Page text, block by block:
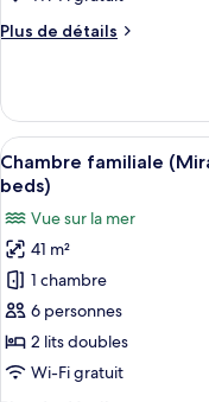
chambre :
Chambre
sur
la
mer
(Mirage,
Bunk
beds)
Plus de détails
Plus
Chambre
familiale,
vue
sur
mer
(Mirage,
Bunk
beds)
Afficher
toutes
photos
pour
ce
type
de
chambre :
11
Chambre familiale
beds)
Vue sur la mer
41 m²
1 chambre
6 personnes
2 lits doubles
Wi-Fi gratuit